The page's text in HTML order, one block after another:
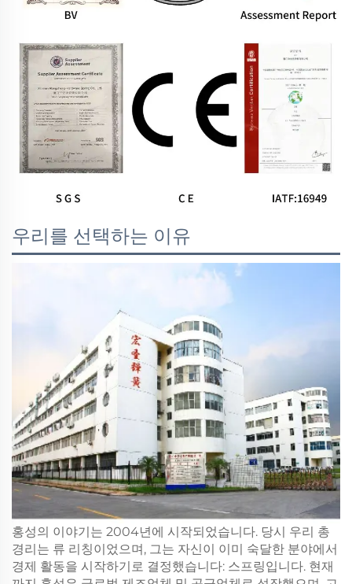
우리를 선택하는 이유
홍성의 이야기는 2004년에 시작되었습니다. 당시 우리 총
경리는 류 리칭이었으며, 그는 자신이 이미 숙달한 분야에서
경제 활동을 시작하기로 결정했습니다: 스프링입니다. 현재